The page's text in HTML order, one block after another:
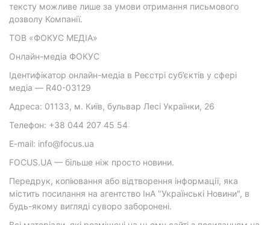
тексту можливе лише за умови отримання письмового
дозволу Компанії.
ТОВ «ФОКУС МЕДІА»
Онлайн-медіа ФОКУС
Ідентифікатор онлайн-медіа в Реєстрі суб’єктів у сфері
медіа — R40-03129
Адреса: 01133, м. Київ, бульвар Лесі Українки, 26
Телефон: +38 044 207 45 54
E-mail: info@focus.ua
FOCUS.UA — більше ніж просто новини.
Передрук, копіювання або відтворення інформації, яка
містить посилання на агентство ІнА "Українські Новини", в
будь-якому вигляді суворо заборонені.